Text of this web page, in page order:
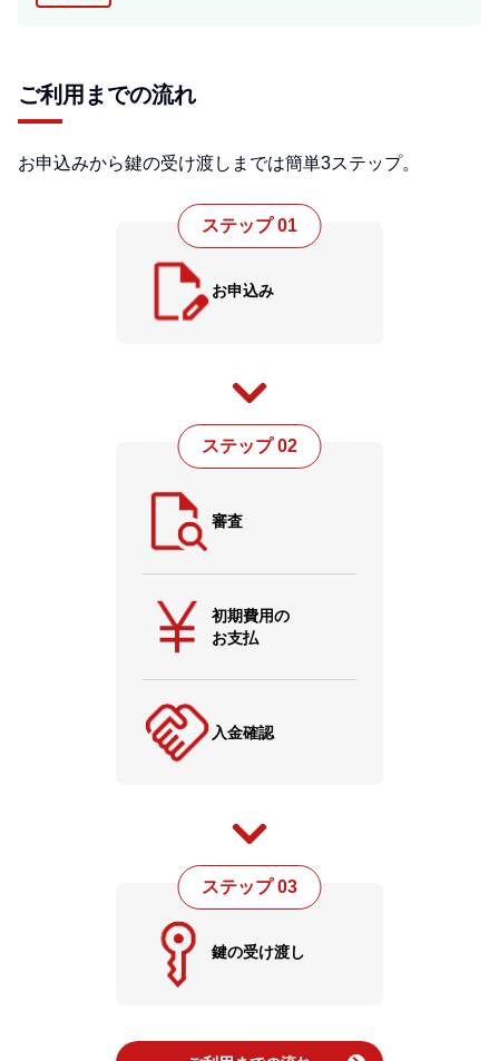
ご利用までの流れ
お申込みから鍵の受け渡しまでは簡単3ステップ。
ステップ 01
お申込み
ステップ 02
審査
初期費用の
お支払
入金確認
ステップ 03
鍵の受け渡し